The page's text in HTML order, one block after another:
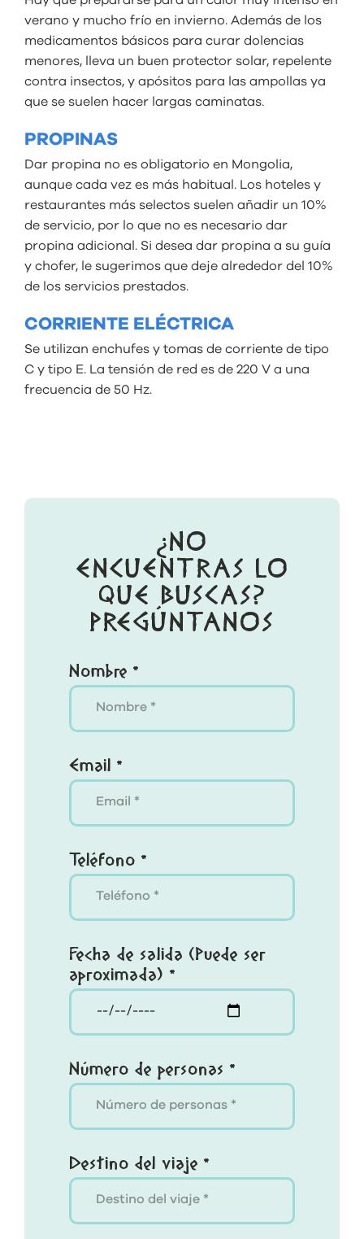
verano y mucho frío en invierno. Además de los
medicamentos básicos para curar dolencias
menores, lleva un buen protector solar, repelente
contra insectos, y apósitos para las ampollas ya
que se suelen hacer largas caminatas.
PROPINAS
Dar propina no es obligatorio en Mongolia,
aunque cada vez es más habitual. Los hoteles y
restaurantes más selectos suelen añadir un 10%
de servicio, por lo que no es necesario dar
propina adicional. Si desea dar propina a su guía
y chofer, le sugerimos que deje alrededor del 10%
de los servicios prestados.
CORRIENTE ELÉCTRICA
Se utilizan enchufes y tomas de corriente de tipo
C y tipo E. La tensión de red es de 220 V a una
frecuencia de 50 Hz.
¿NO
ENCUENTRAS LO
QUE BUSCAS?
PREGÚNTANOS
Nombre *
Email *
Teléfono *
Fecha de salida (Puede ser
aproximada) *
Número de personas *
Destino del viaje *